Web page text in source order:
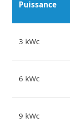
Puissance
3 kWc
6 kWc
9 kWc